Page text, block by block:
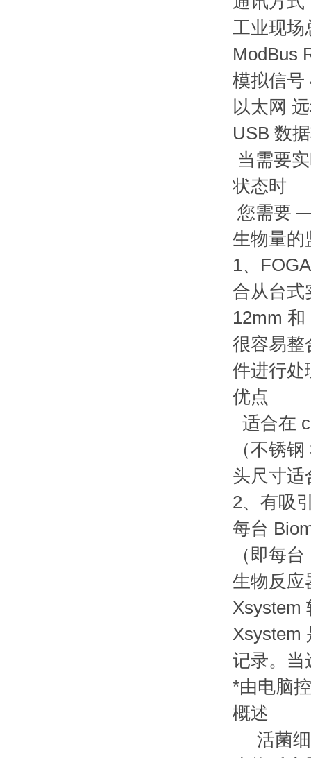
工业现
ModBus
模拟信
以太网
USB 数
当需要
状态时
您需要
生物量
1、
合从台式
12mm
很容易整
件进行
优点
适合在
（不锈
头尺寸
2、有吸
每台
（即每
生物反
Xsystem
记录。当
*由电脑
概述
活菌细